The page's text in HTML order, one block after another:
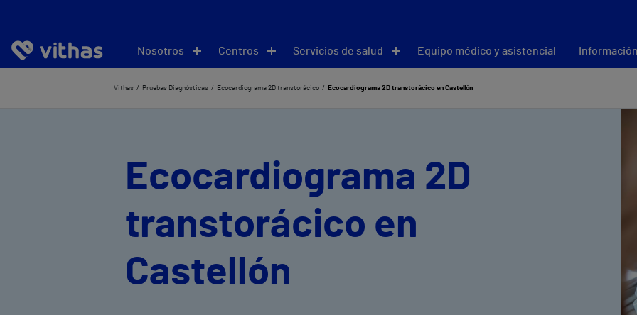
Nosotros Centros Servicios de salud Equipo médico y asistencial
Vithas Pruebas Diagnósticas Ecocardiograma 2D transtorácico Ecocardiograma 2D transtorácico en Castellón
Ecocardiograma 2D
transtorácico en
Castellón